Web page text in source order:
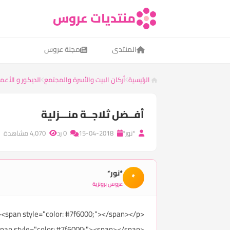
منتديات عروس
المنتدى مجلة عروس
الرئيسية أركان البيت والأسرة والمجتمع الديكور و
أفــضل ثلاجــة منـــزلية
*نور*
* *نور*
عروس برونزية
<p><span style="color: #7f6000;"></span></p>